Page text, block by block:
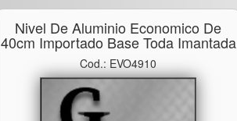
Nivel De Aluminio Economico De
40cm Importado Base Toda Imantada
Cod.: EVO4910